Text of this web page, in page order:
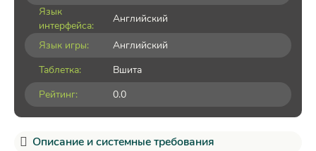
Язык
интерфейса:
Английский
Язык игры:
Английский
Таблетка:
Вшита
Рейтинг:
0.0
Описание и системные требования